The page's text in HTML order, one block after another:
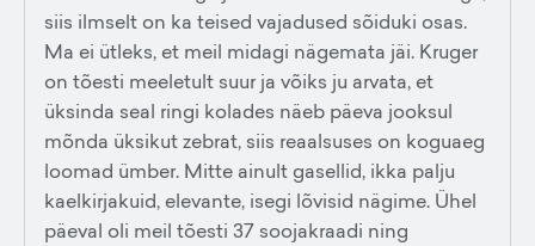
siis ilmselt on ka teised vajadused sõiduki osas.
Ma ei ütleks, et meil midagi nägemata jäi. Kruger
on tõesti meeletult suur ja võiks ju arvata, et
üksinda seal ringi kolades näeb päeva jooksul
mõnda üksikut zebrat, siis reaalsuses on koguaeg
loomad ümber. Mitte ainult gasellid, ikka palju
kaelkirjakuid, elevante, isegi lõvisid nägime. Ühel
päeval oli meil tõesti 37 soojakraadi ning